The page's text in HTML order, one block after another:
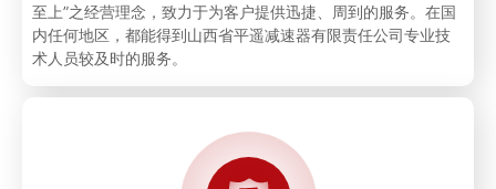
至上”之经营理念，致力于为客户提供迅捷、周到的服务。在国
内任何地区，都能得到山西省平遥减速器有限责任公司专业技
术人员较及时的服务。